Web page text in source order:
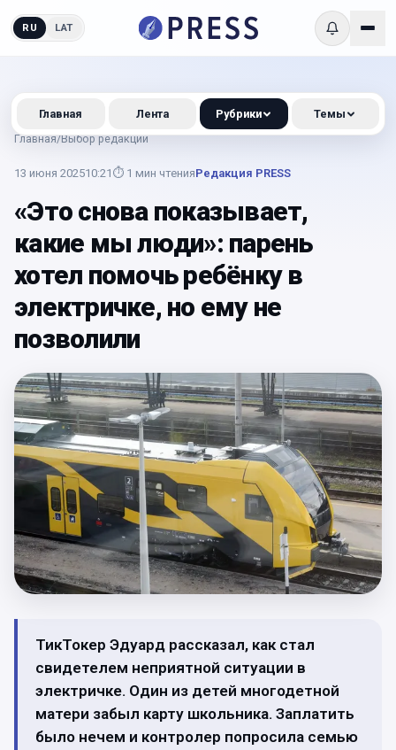
RU LAT
Главная/Выбор редакции
13 июня 202510:21 ⏱ 1 мин чтенияРедакция PRESS
«Это снова показывает,
какие мы люди»: парень
хотел помочь ребёнку в
электричке, но ему не
позволили
ТикТокер Эдуард рассказал, как стал
свидетелем неприятной ситуации в
электричке. Один из детей многодетной
матери забыл карту школьника. Заплатить
было нечем и контролер попросила семью
Главная Лента Рубрики Темы